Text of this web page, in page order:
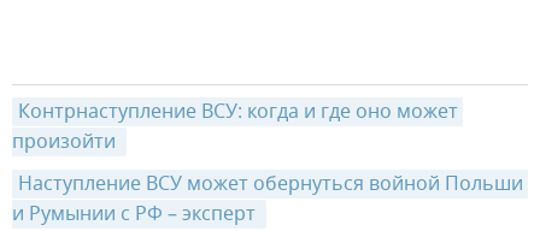
Контрнаступление ВСУ: когда и где оно может
произойти
Наступление ВСУ может обернуться войной Польши
и Румынии с РФ – эксперт